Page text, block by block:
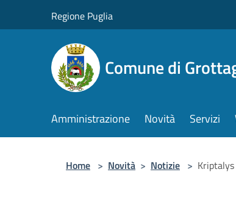
Regione Puglia
Comune di
Amministrazione Novità Servizi
Home > Novità > Notizie >